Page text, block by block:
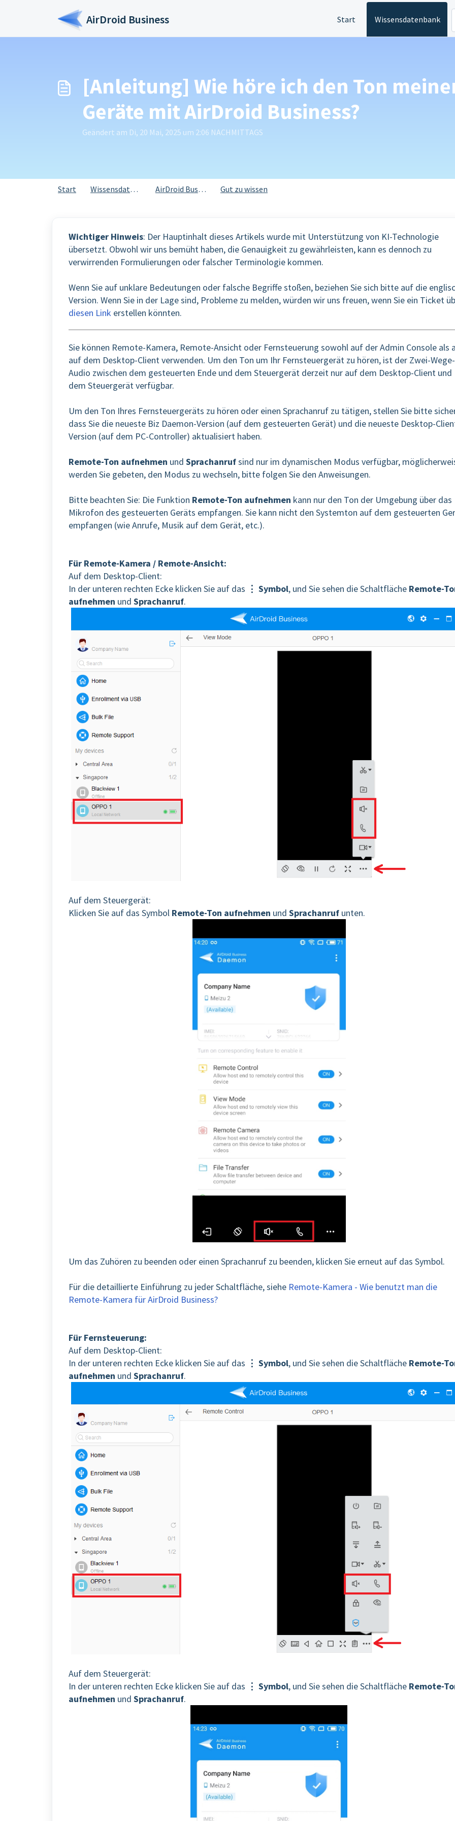
AirDroid Business Start Wissensdatenbank
[Anleitung] Wie höre ich den Ton
Geräte mit AirDroid Business?
Geändert am Di, 20 Mai, 2025 um 2:06 NACHMITTAGS
Start Wissensdatenbank AirDroid Business Gut zu wissen
Wichtiger Hinweis: Der Hauptinhalt dieses Artikels wurde mit Unterstützung von KI-Technologie
übersetzt. Obwohl wir uns bemüht haben, die Genauigkeit zu gewährleisten, kann es dennoch zu
verwirrenden Formulierungen oder falscher Terminologie kommen.
Wenn Sie auf unklare Bedeutungen oder falsche Begriffe stoßen, beziehen Sie sich bitte auf die
Version. Wenn Sie in der Lage sind, Probleme zu melden, würden wir uns freuen, wenn Sie ein Ticket
diesen Link erstellen könnten.
Sie können Remote-Kamera, Remote-Ansicht oder Fernsteuerung sowohl auf der Admin Console als
auf dem Desktop-Client verwenden. Um den Ton um Ihr Fernsteuergerät zu hören, ist der Zwei-Wege-
Audio zwischen dem gesteuerten Ende und dem Steuergerät derzeit nur auf dem Desktop-Client und
dem Steuergerät verfügbar.
Um den Ton Ihres Fernsteuergeräts zu hören oder einen Sprachanruf zu tätigen, stellen Sie bitte
dass Sie die neueste Biz Daemon-Version (auf dem gesteuerten Gerät) und die neueste Desktop-
Version (auf dem PC-Controller) aktualisiert haben.
Remote-Ton aufnehmen und Sprachanrufsind nur im dynamischen Modus verfügbar,
werden Sie gebeten, den Modus zu wechseln, bitte folgen Sie den Anweisungen.
Bitte beachten Sie: Die Funktion Remote-Ton aufnehmen kann nur den Ton der Umgebung über das
Mikrofon des gesteuerten Geräts empfangen. Sie kann nicht den Systemton auf dem gesteuerten
empfangen (wie Anrufe, Musik auf dem Gerät, etc.).
Für Remote-Kamera / Remote-Ansicht:
Auf dem Desktop-Client:
In der unteren rechten Ecke klicken Sie auf das ⋮ Symbol, und Sie sehen die Schaltfläche Remote-
aufnehmen und Sprachanruf.
Auf dem Steuergerät:
Klicken Sie auf das Symbol Remote-Ton aufnehmen und Sprachanruf unten.
Um das Zuhören zu beenden oder einen Sprachanruf zu beenden, klicken Sie erneut auf das Symbol.
Für die detaillierte Einführung zu jeder Schaltfläche, siehe Remote-Kamera - Wie benutzt man die
Remote-Kamera für AirDroid Business?
Für Fernsteuerung:
Auf dem Desktop-Client:
In der unteren rechten Ecke klicken Sie auf das ⋮ Symbol, und Sie sehen die Schaltfläche Remote-
aufnehmen und Sprachanruf.
Auf dem Steuergerät:
In der unteren rechten Ecke klicken Sie auf das ⋮ Symbol, und Sie sehen die Schaltfläche Remote-
aufnehmen und Sprachanruf.